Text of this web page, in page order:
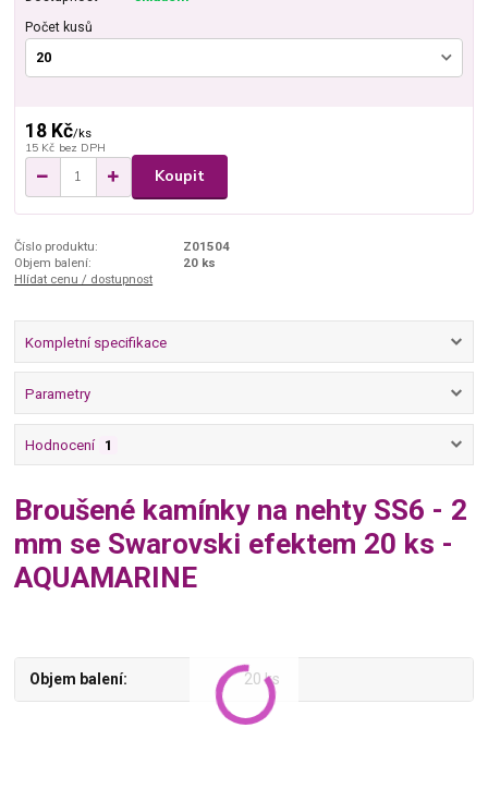
Počet kusů
18 Kč/ks
15 Kč bez DPH
Koupit
Číslo produktu:
Z01504
Objem balení:
20 ks
Hlídat cenu / dostupnost
Kompletní specifikace
Parametry
Hodnocení 1
Broušené kamínky na nehty SS6 - 2
mm se Swarovski efektem 20 ks -
AQUAMARINE
Objem balení 20 ks